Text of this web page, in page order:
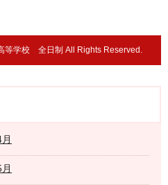
等学校 全日制 All Rights Reserved.